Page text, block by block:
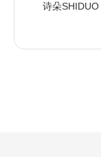
诗朵SHIDUO